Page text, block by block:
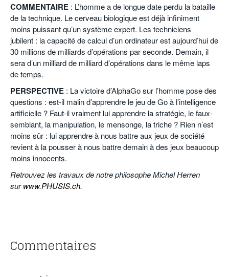
COMMENTAIRE : L’homme a de longue date perdu la bataille
de la technique. Le cerveau biologique est déjà infiniment
moins puissant qu’un système expert. Les techniciens
jubilent : la capacité de calcul d’un ordinateur est aujourd’hui de
30 millions de milliards d’opérations par seconde. Demain, il
sera d’un milliard de milliard d’opérations dans le même laps
de temps.
PERSPECTIVE : La victoire d’AlphaGo sur l’homme pose des
questions : est-il malin d’apprendre le jeu de Go à l’intelligence
artificielle ? Faut-il vraiment lui apprendre la stratégie, le faux-
semblant, la manipulation, le mensonge, la triche ? Rien n’est
moins sûr : lui apprendre à nous battre aux jeux de société
revient à la pousser à nous battre demain à des jeux beaucoup
moins innocents.
Retrouvez les travaux de notre philosophe Michel Herren
sur www.PHUSIS.ch.
Commentaires